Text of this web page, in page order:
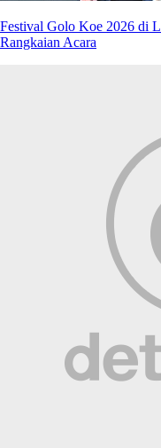
Festival Golo Koe 2026 di
Rangkaian Acara